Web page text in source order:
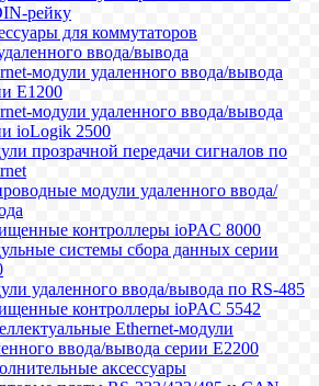
рейку
для коммутаторов
ввода/вывода
модули удаленного ввода/вывода
E1200
модули удаленного ввода/вывода
ioLogik 2500
прозрачной передачи сигналов по
модули удаленного ввода/
контроллеры ioPAC 8000
системы сбора данных серии
удаленного ввода/вывода по RS-485
контроллеры ioPAC 5542
Ethernet-модули
ввода/вывода серии E2200
аксессуары